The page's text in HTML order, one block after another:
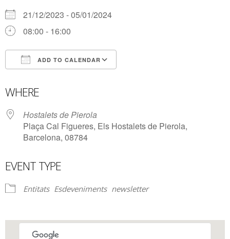
21/12/2023 - 05/01/2024
08:00 - 16:00
ADD TO CALENDAR
WHERE
Hostalets de Pierola
Plaça Cal Figueres, Els Hostalets de Pierola,
Barcelona, 08784
EVENT TYPE
Entitats Esdeveniments newsletter